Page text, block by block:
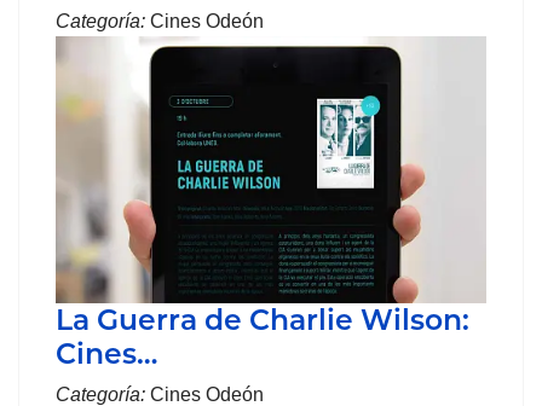
Categoría: Cines Odeón
La Guerra de Charlie Wilson:
Cines…
Categoría: Cines Odeón